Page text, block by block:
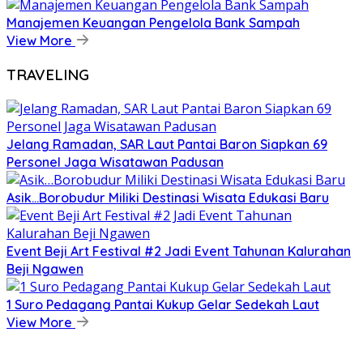
Manajemen Keuangan Pengelola Bank Sampah
View More
TRAVELING
Jelang Ramadan, SAR Laut Pantai Baron Siapkan 69
Personel Jaga Wisatawan Padusan
Asik…Borobudur Miliki Destinasi Wisata Edukasi Baru
Event Beji Art Festival #2 Jadi Event Tahunan Kalurahan
Beji Ngawen
1 Suro Pedagang Pantai Kukup Gelar Sedekah Laut
View More